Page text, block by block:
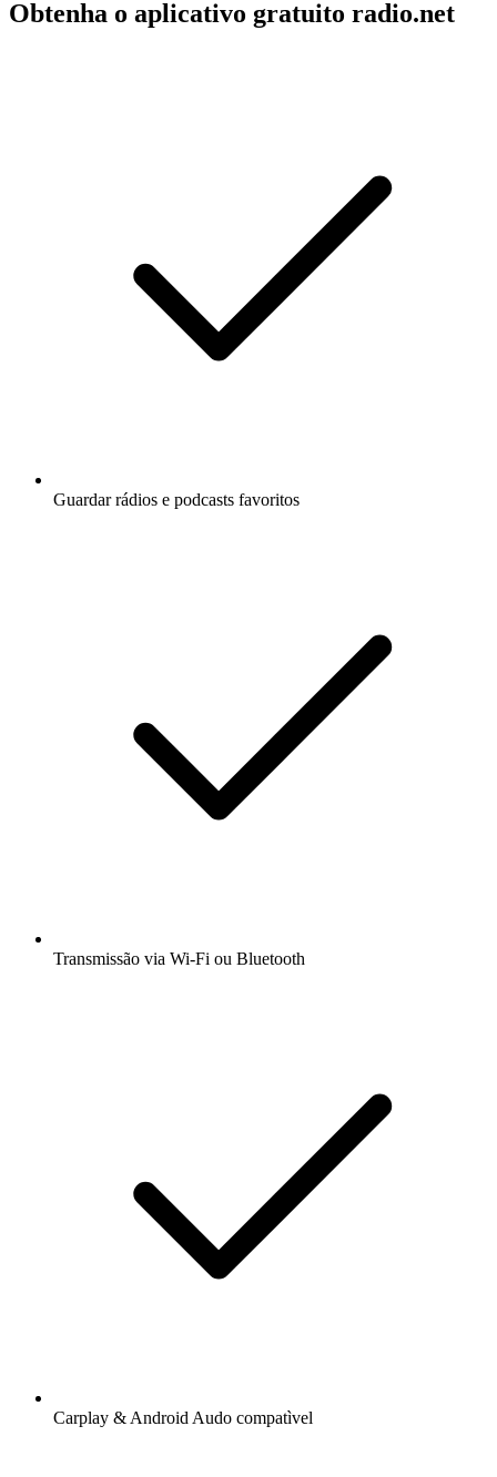
Obtenha o aplicativo gratuito radio.net
Guardar rádios e podcasts favoritos
Transmissão via Wi-Fi ou Bluetooth
Carplay & Android Audo compatìvel